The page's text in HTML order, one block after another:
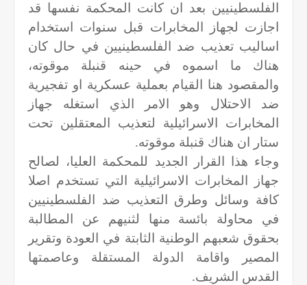
الفلسطينيين بعد ان كانت المحكمة نفسها قد
اجازت لجهاز المخابرات قبل سنوات استخدام
اساليب تعذيب ضد الفلسطينيين في حال كان
هناك ما اسموه في حينه قنبلة موقوته،
والمقصود هنا القيام بعملية عسكرية او تفجيرية
ضد الاحتلال وهو الامر الذي استغله جهاز
المخابرات الاسرائيلية لتعذيب المعتقلين تحت
ستار ان هناك قنبلة موقوته.
وجاء هذا القرار الجديد للمحكمة العليا، لصالح
جهاز المخابرات الاسرائيلية التي تستخدم اصلا
كافة وسائل وطرق التعذيب ضد الفلسطينيين
في محاولة بائسة منها لثنيهم عن المطالبة
بحقوق شعبهم الوطنية الثابتة في العودة وتقرير
المصير واقامة الدولة المستقلة وعاصمتها
القدس الشريف.